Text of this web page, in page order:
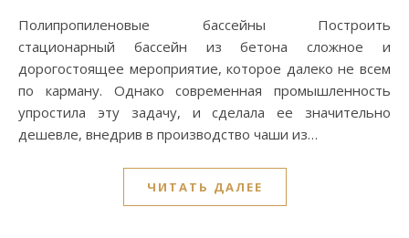
Полипропиленовые бассейны Построить
стационарный бассейн из бетона сложное и
дорогостоящее мероприятие, которое далеко не всем
по карману. Однако современная промышленность
упростила эту задачу, и сделала ее значительно
дешевле, внедрив в производство чаши из…
ЧИТАТЬ ДАЛЕЕ